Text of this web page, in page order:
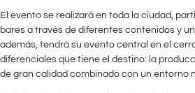
El evento se realizará en toda la ciudad,
bares a través de diferentes contenidos y
además, tendrá su evento central en el
diferenciales que tiene el destino: la
de gran calidad combinado con un entorno